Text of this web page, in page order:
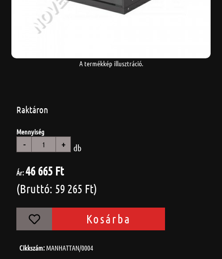
A termékkép illusztráció.
Raktáron
Mennyiség
- + db
Ár: 46 665 Ft
(Bruttó: 59 265 Ft)
Kosárba
Cikkszám: MANHATTAN/0004